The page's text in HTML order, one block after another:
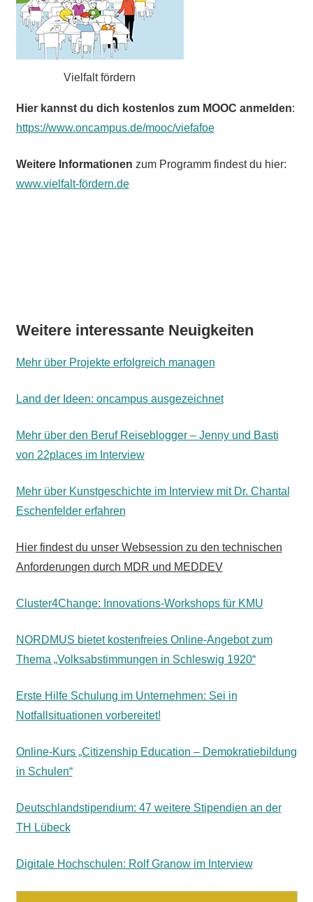
Vielfalt fördern
Hier kannst du dich kostenlos zum MOOC anmelden:
https://www.oncampus.de/mooc/viefafoe
Weitere Informationen zum Programm findest du hier:
www.vielfalt-fördern.de
Weitere interessante Neuigkeiten
Mehr über Projekte erfolgreich managen
Land der Ideen: oncampus ausgezeichnet
Mehr über den Beruf Reiseblogger – Jenny und Basti
von 22places im Interview
Mehr über Kunstgeschichte im Interview mit Dr. Chantal
Eschenfelder erfahren
Hier findest du unser Websession zu den technischen
Anforderungen durch MDR und MEDDEV
Cluster4Change: Innovations-Workshops für KMU
NORDMUS bietet kostenfreies Online-Angebot zum
Thema „Volksabstimmungen in Schleswig 1920“
Erste Hilfe Schulung im Unternehmen: Sei in
Notfallsituationen vorbereitet!
Online-Kurs „Citizenship Education – Demokratiebildung
in Schulen“
Deutschlandstipendium: 47 weitere Stipendien an der
TH Lübeck
Digitale Hochschulen: Rolf Granow im Interview